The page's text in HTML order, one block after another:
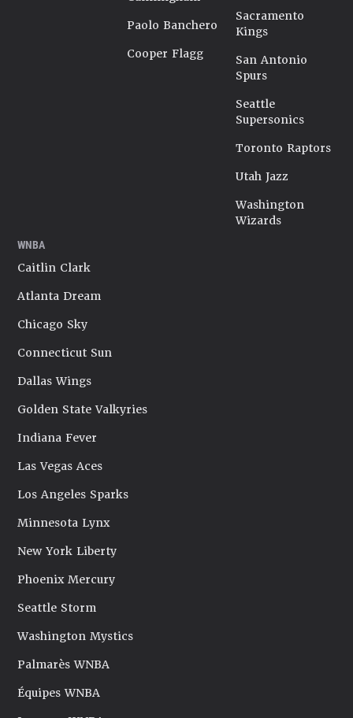
Paolo Banchero
Cooper Flagg
Sacramento
Kings
San Antonio
Spurs
Seattle
Supersonics
Toronto Raptors
Utah Jazz
Washington
Wizards
WNBA
Caitlin Clark
Atlanta Dream
Chicago Sky
Connecticut Sun
Dallas Wings
Golden State Valkyries
Indiana Fever
Las Vegas Aces
Los Angeles Sparks
Minnesota Lynx
New York Liberty
Phoenix Mercury
Seattle Storm
Washington Mystics
Palmarès WNBA
Équipes WNBA